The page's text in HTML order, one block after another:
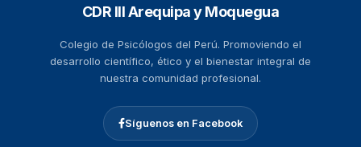
CDR III Arequipa y Moquegua
Colegio de Psicólogos del Perú. Promoviendo el
desarrollo científico, ético y el bienestar integral de
nuestra comunidad profesional.
Síguenos en Facebook